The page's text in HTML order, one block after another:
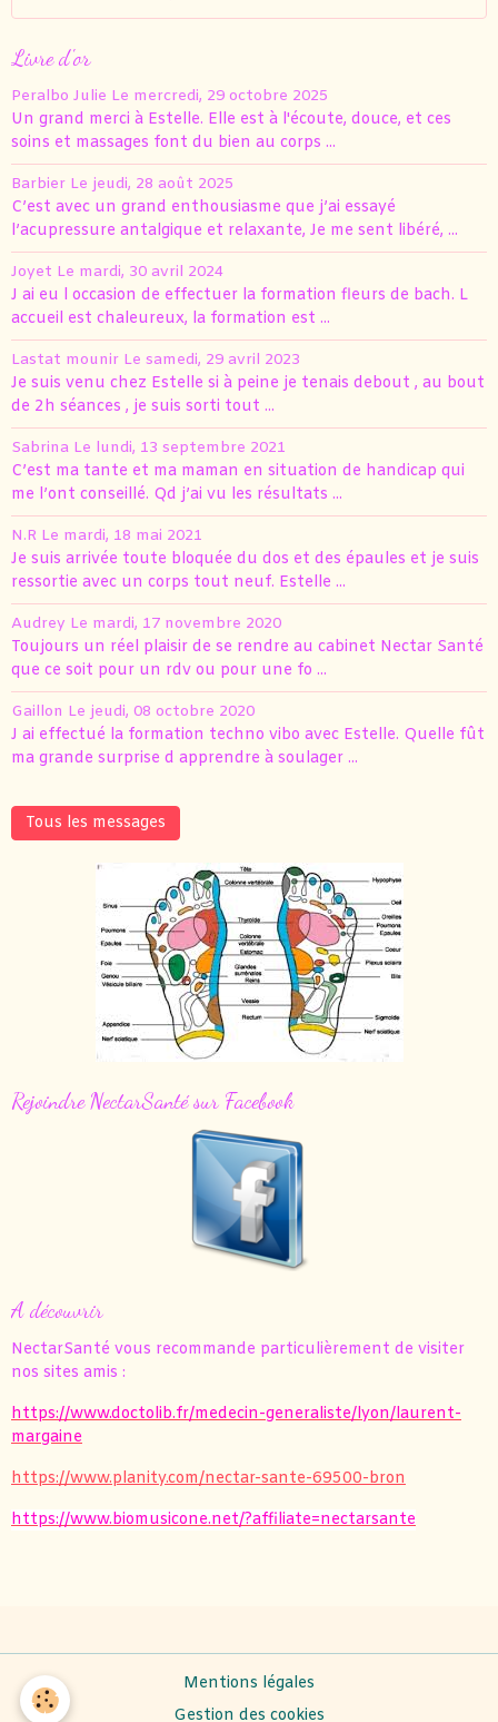
Livre d'or
Peralbo Julie Le mercredi, 29 octobre 2025
Un grand merci à Estelle. Elle est à l'écoute, douce, et ces
soins et massages font du bien au corps ...
Barbier Le jeudi, 28 août 2025
C’est avec un grand enthousiasme que j’ai essayé
l’acupressure antalgique et relaxante, Je me sent libéré, ...
Joyet Le mardi, 30 avril 2024
J ai eu l occasion de effectuer la formation fleurs de bach. L
accueil est chaleureux, la formation est ...
Lastat mounir Le samedi, 29 avril 2023
Je suis venu chez Estelle si à peine je tenais debout , au bout
de 2h séances , je suis sorti tout ...
Sabrina Le lundi, 13 septembre 2021
C’est ma tante et ma maman en situation de handicap qui
me l’ont conseillé. Qd j’ai vu les résultats ...
N.R Le mardi, 18 mai 2021
Je suis arrivée toute bloquée du dos et des épaules et je suis
ressortie avec un corps tout neuf. Estelle ...
Audrey Le mardi, 17 novembre 2020
Toujours un réel plaisir de se rendre au cabinet Nectar Santé
que ce soit pour un rdv ou pour une fo ...
Gaillon Le jeudi, 08 octobre 2020
J ai effectué la formation techno vibo avec Estelle. Quelle fût
ma grande surprise d apprendre à soulager ...
Tous les messages
Rejoindre NectarSanté sur Facebook
A découvrir
NectarSanté vous recommande particulièrement de visiter
nos sites amis :
https://www.doctolib.fr/medecin-generaliste/lyon/laurent-
margaine
https://www.planity.com/nectar-sante-69500-bron
https://www.biomusicone.net/?affiliate=nectarsante
Mentions légales
Gestion des cookies